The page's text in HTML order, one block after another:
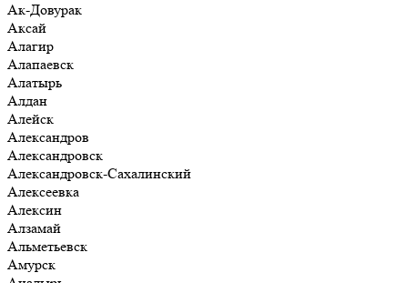
Ак-Довурак
Аксай
Алагир
Алапаевск
Алатырь
Алдан
Алейск
Александров
Александровск
Александровск-Сахалинский
Алексеевка
Алексин
Алзамай
Альметьевск
Амурск